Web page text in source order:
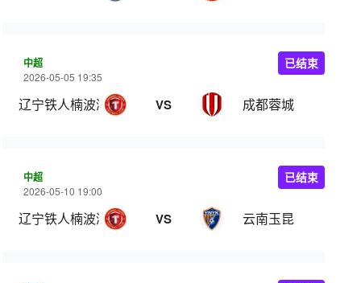
中超
2026-05-05 19:35
辽宁铁人楠波湾 VS 成都蓉城
已结束
中超
2026-05-10 19:00
辽宁铁人楠波湾 VS 云南玉昆
已结束